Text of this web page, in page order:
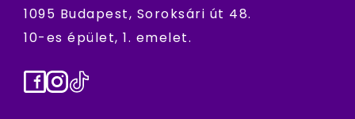
1095 Budapest, Soroksári út 48.
10-es épület, 1. emelet.
Facebook
Instagram
TikTok